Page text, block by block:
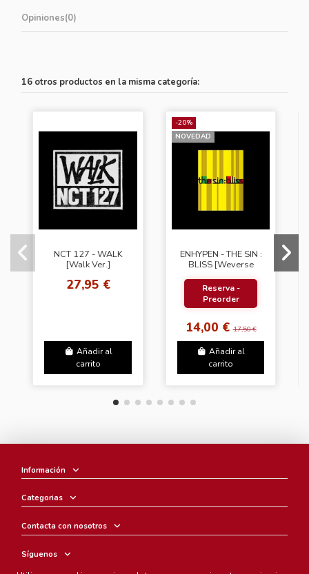
Opiniones(0)
16 otros productos en la misma categoría:
NCT 127 - WALK
[Walk Ver.]
27,95 €
Añadir al
carrito
-20%
NOVEDAD
ENHYPEN - THE SIN :
BLISS [Weverse
Reserva -
Preorder
14,00 €17,50 €
Añadir al
carrito
Información
Categorias
Contacta con nosotros
Síguenos